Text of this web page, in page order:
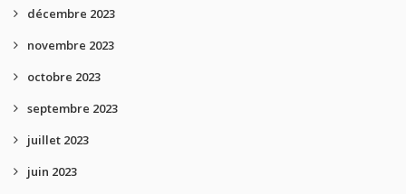
décembre 2023
novembre 2023
octobre 2023
septembre 2023
juillet 2023
juin 2023